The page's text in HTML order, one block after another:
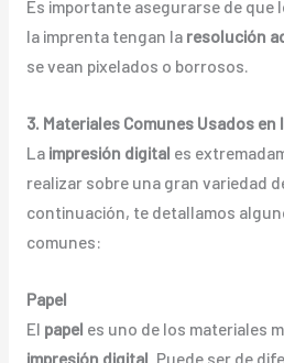
Es importante asegurarse de que
la imprenta tengan la resolución
se vean pixelados o borrosos.
3. Materiales Comunes Usados en
La impresión digital es
realizar sobre una gran variedad
continuación, te detallamos
comunes:
Papel
El papel es uno de los materiales
impresión digital . Puede ser de